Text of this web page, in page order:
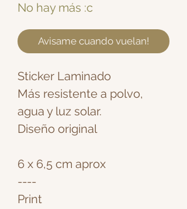
No hay más :c
Avisame cuando vuelan!
Sticker Laminado
Más resistente a polvo,
agua y luz solar.
Diseño original
6 x 6,5 cm aprox
----
Print